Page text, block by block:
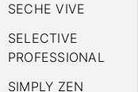
SECHE VIVE
SELECTIVE
PROFESSIONAL
SIMPLY ZEN